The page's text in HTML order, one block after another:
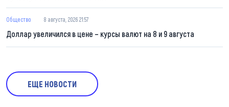
Общество 8 августа, 2026 21:57
Доллар увеличился в цене – курсы валют на 8 и 9 августа
ЕЩЕ НОВОСТИ